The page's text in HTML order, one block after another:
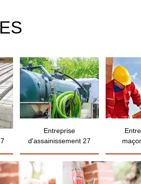
Entreprise
d'assainissement 27